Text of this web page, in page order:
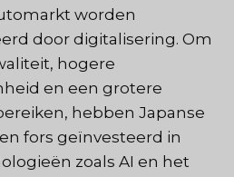
worden
door digitalisering. Om
hogere
en een grotere
hebben Japanse
fors geïnvesteerd in
zoals AI en het